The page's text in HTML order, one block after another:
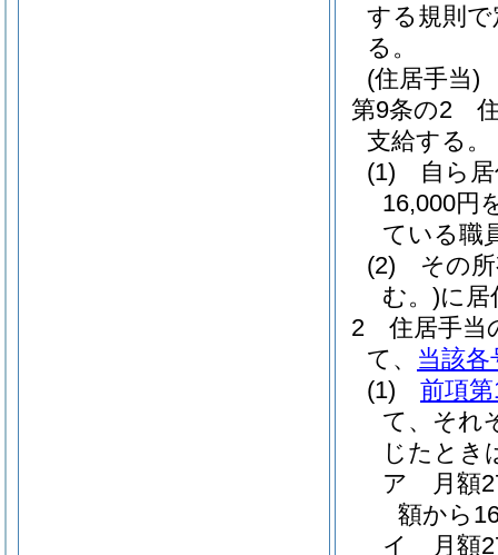
する規則
る。
(住居手当)
第9条の2
支給する。
(1)
自ら
16,000円
ている職
(2)
その
む。)に
2
住居手当
て、 当該各
(1)
前項
て、それ
じたとき
ア
月額
額から
イ
月額